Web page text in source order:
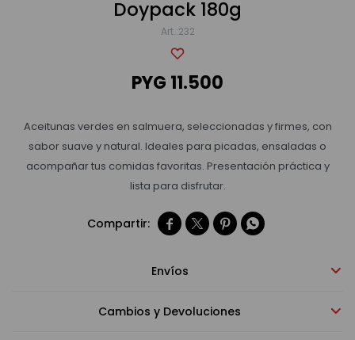
Doypack 180g
232
PYG 11.500
Aceitunas verdes en salmuera, seleccionadas y firmes, con
sabor suave y natural. Ideales para picadas, ensaladas o
acompañar tus comidas favoritas. Presentación práctica y
lista para disfrutar.
   
Envíos
Cambios y Devoluciones
Limpieza del hogar
Promociones